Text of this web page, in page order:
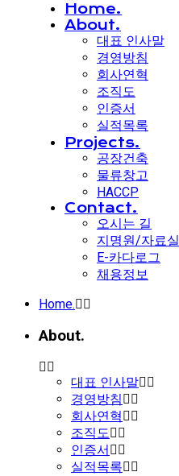
Home.
About.
대표 인사말
경영방침
회사연혁
조직도
인증서
실적목록
Projects.
공장건축
물류창고
HACCP
Contact.
오시는 길
지명원/자료실
E-카다로그
채용정보
Home.
About.
대표 인사말
경영방침
회사연혁
조직도
인증서
실적목록